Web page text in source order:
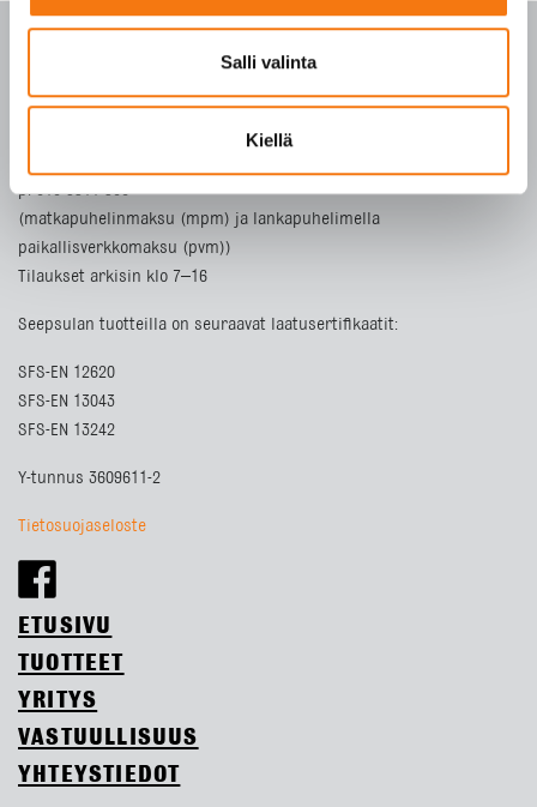
Salli valinta
Kiellä
p. 010 3911 900
(matkapuhelinmaksu (mpm) ja lankapuhelimella
paikallisverkkomaksu (pvm))
Tilaukset arkisin klo 7–16
Seepsulan tuotteilla on seuraavat laatusertifikaatit:
SFS-EN 12620
SFS-EN 13043
SFS-EN 13242
Y-tunnus 3609611-2
Tietosuojaseloste
ETUSIVU
TUOTTEET
YRITYS
VASTUULLISUUS
YHTEYSTIEDOT